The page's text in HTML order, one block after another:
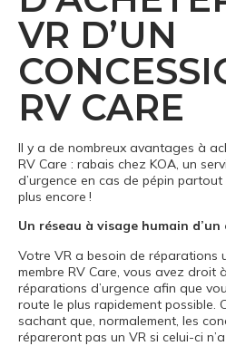
VR D’UN
RV CARE
Il y a de nombreux avantages à
RV Care : rabais chez KOA, un
d’urgence en cas de pépin
plus encore !
Un réseau à visage humain
Votre VR a besoin de réparations
membre RV Care, vous avez droit
réparations d’urgence afin que
route le plus rapidement possible.
sachant que, normalement, les
répareront pas un VR si celui-ci